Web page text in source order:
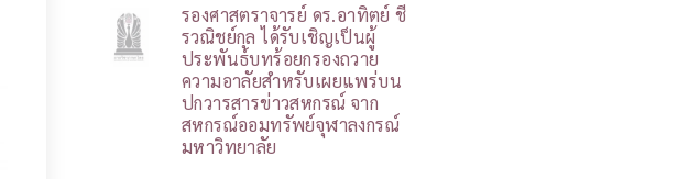
รองศาสตราจารย์ ดร.อาทิตย์ ชี
รวณิชย์กุล ได้รับเชิญเป็นผู้
ประพันธ์บทร้อยกรองถวาย
ความอาลัยสำหรับเผยแพร่บน
ปกวารสารข่าวสหกรณ์ จาก
สหกรณ์ออมทรัพย์จุฬาลงกรณ์
มหาวิทยาลัย